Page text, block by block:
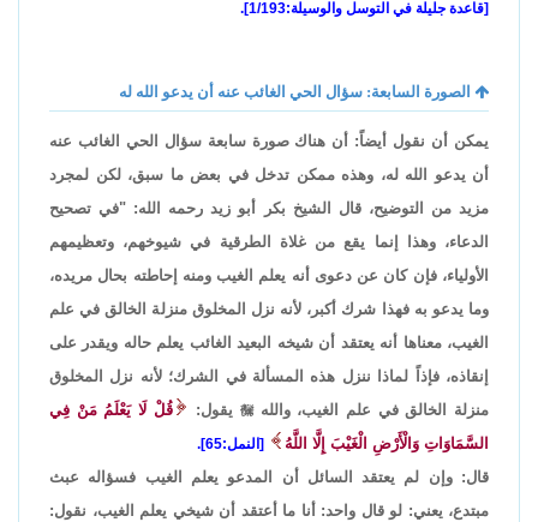
[قاعدة جليلة في التوسل والوسيلة:1/193].
الصورة السابعة: سؤال الحي الغائب عنه أن يدعو الله له
يمكن أن نقول أيضاً: أن هناك صورة سابعة سؤال الحي الغائب عنه
أن يدعو الله له، وهذه ممكن تدخل في بعض ما سبق، لكن لمجرد
مزيد من التوضيح، قال الشيخ بكر أبو زيد رحمه الله: "في تصحيح
الدعاء، وهذا إنما يقع من غلاة الطرقية في شيوخهم، وتعظيمهم
الأولياء، فإن كان عن دعوى أنه يعلم الغيب ومنه إحاطته بحال مريده،
وما يدعو به فهذا شرك أكبر، لأنه نزل المخلوق منزلة الخالق في علم
الغيب، معناها أنه يعتقد أن شيخه البعيد الغائب يعلم حاله ويقدر على
إنقاذه، فإذاً لماذا ننزل هذه المسألة في الشرك؛ لأنه نزل المخلوق
منزلة الخالق في علم الغيب، واللهيقول:
قُلْ لَا يَعْلَمُ مَنْ فِي
السَّمَاوَاتِ وَالْأَرْضِ الْغَيْبَ إِلَّا اللَّهُ
[النمل:65].
قال: وإن لم يعتقد السائل أن المدعو يعلم الغيب فسؤاله عبث
مبتدع، يعني: لو قال واحد: أنا ما أعتقد أن شيخي يعلم الغيب، نقول: